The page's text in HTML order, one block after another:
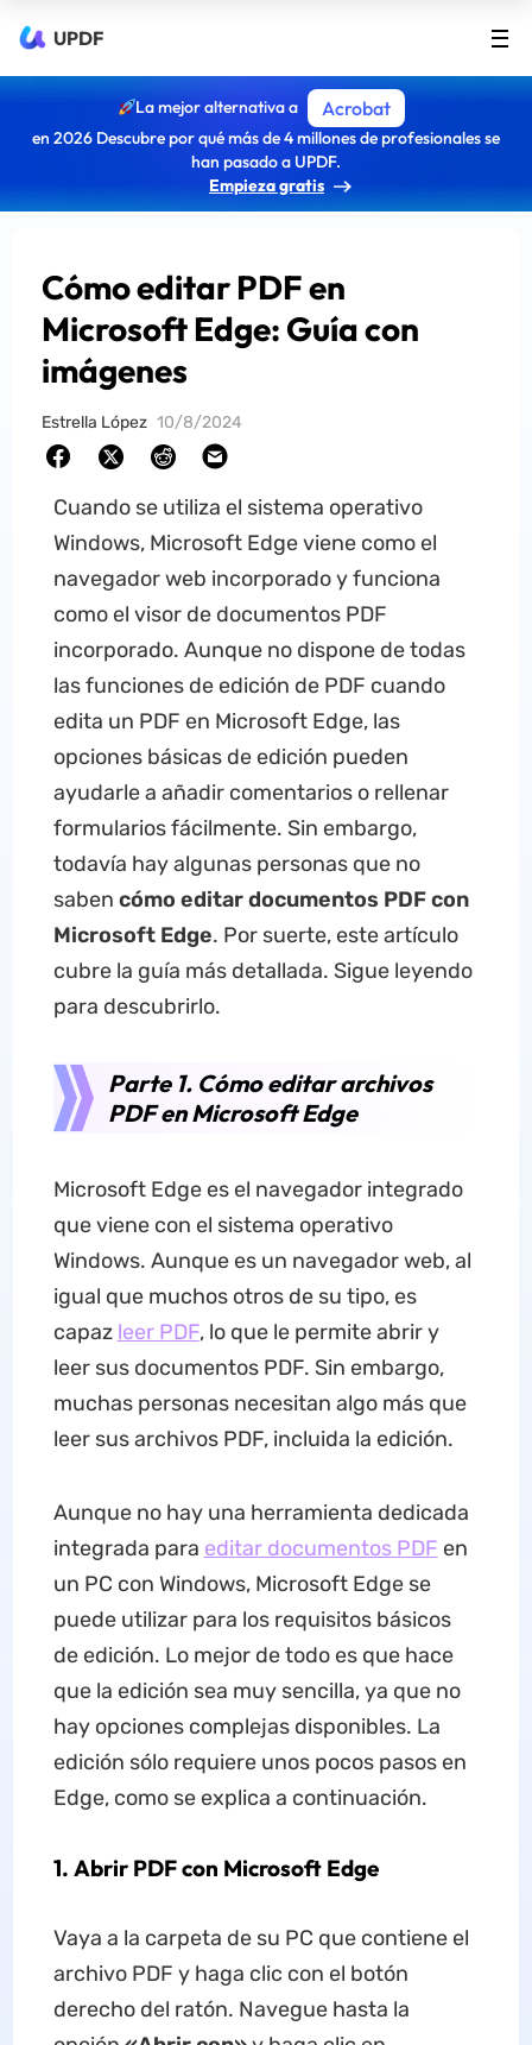
UPDF
La mejor alternativa a Acrobat
en 2026 Descubre por qué más de 4 millones de profesionales se
han pasado a UPDF.
Empieza gratis
Cómo editar PDF en
Microsoft Edge: Guía con
imágenes
Estrella López 10/8/2024
Cuando se utiliza el sistema operativo
Windows, Microsoft Edge viene como el
navegador web incorporado y funciona
como el visor de documentos PDF
incorporado. Aunque no dispone de todas
las funciones de edición de PDF cuando
edita un PDF en Microsoft Edge, las
opciones básicas de edición pueden
ayudarle a añadir comentarios o rellenar
formularios fácilmente. Sin embargo,
todavía hay algunas personas que no
saben cómo editar documentos PDF con
Microsoft Edge. Por suerte, este artículo
cubre la guía más detallada. Sigue leyendo
para descubrirlo.
Parte 1. Cómo editar archivos
PDF en Microsoft Edge
Microsoft Edge es el navegador integrado
que viene con el sistema operativo
Windows. Aunque es un navegador web, al
igual que muchos otros de su tipo, es
capaz leer PDF, lo que le permite abrir y
leer sus documentos PDF. Sin embargo,
muchas personas necesitan algo más que
leer sus archivos PDF, incluida la edición.
Aunque no hay una herramienta dedicada
integrada para editar documentos PDF en
un PC con Windows, Microsoft Edge se
puede utilizar para los requisitos básicos
de edición. Lo mejor de todo es que hace
que la edición sea muy sencilla, ya que no
hay opciones complejas disponibles. La
edición sólo requiere unos pocos pasos en
Edge, como se explica a continuación.
1. Abrir PDF con Microsoft Edge
Vaya a la carpeta de su PC que contiene el
archivo PDF y haga clic con el botón
derecho del ratón. Navegue hasta la